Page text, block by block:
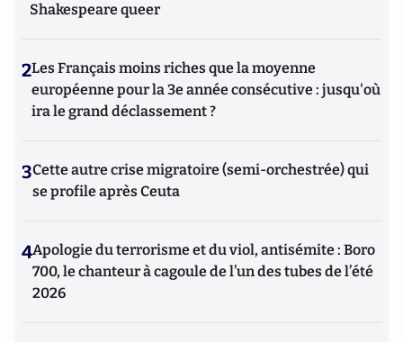
Shakespeare queer
2Les Français moins riches que la moyenne
européenne pour la 3e année consécutive : jusqu'où
ira le grand déclassement ?
3Cette autre crise migratoire (semi-orchestrée) qui
se profile après Ceuta
4Apologie du terrorisme et du viol, antisémite : Boro
700, le chanteur à cagoule de l’un des tubes de l’été
2026